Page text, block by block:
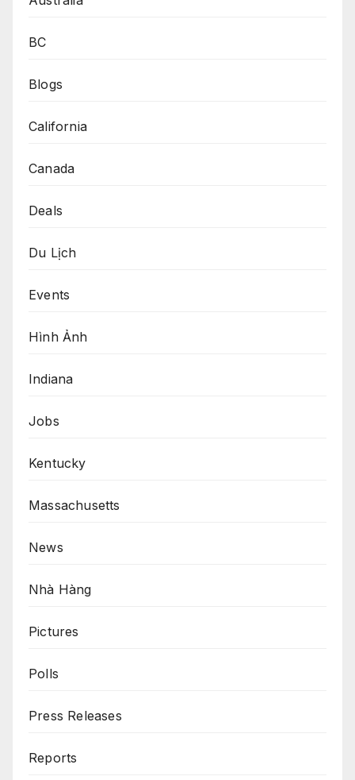
BC
Blogs
California
Canada
Deals
Du Lịch
Events
Hình Ảnh
Indiana
Jobs
Kentucky
Massachusetts
News
Nhà Hàng
Pictures
Polls
Press Releases
Reports